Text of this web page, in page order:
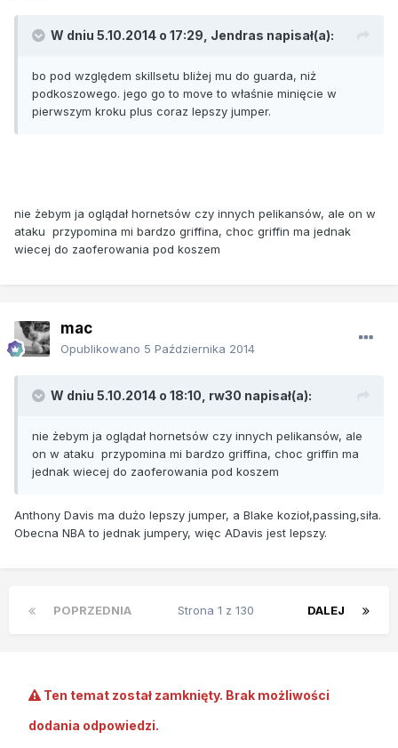
W dniu 5.10.2014 o 17:29, Jendras napisał(a):
bo pod względem skillsetu bliżej mu do guarda, niż
podkoszowego. jego go to move to właśnie minięcie w
pierwszym kroku plus coraz lepszy jumper.
nie żebym ja oglądał hornetsów czy innych pelikansów, ale on w
ataku przypomina mi bardzo griffina, choc griffin ma jednak
wiecej do zaoferowania pod koszem
mac
Opublikowano 5 Października 2014
W dniu 5.10.2014 o 18:10, rw30 napisał(a):
nie żebym ja oglądał hornetsów czy innych pelikansów, ale
on w ataku przypomina mi bardzo griffina, choc griffin ma
jednak wiecej do zaoferowania pod koszem
Anthony Davis ma dużo lepszy jumper, a Blake kozioł,passing,siła.
Obecna NBA to jednak jumpery, więc ADavis jest lepszy.
POPRZEDNIA DALEJ
Strona 1 z 130
Ten temat został zamknięty. Brak możliwości
dodania odpowiedzi.